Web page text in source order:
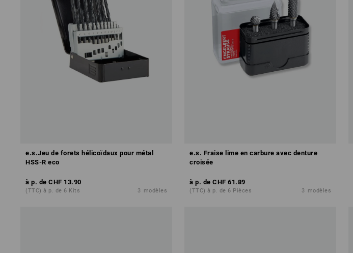
e.s.Jeu de forets hélicoïdaux pour métal
HSS-R eco
à p. de CHF 13.90
(TTC) à p. de 6 Kits 3 modèles
e.s. Fraise lime en carbure avec denture
croisée
à p. de CHF 61.89
(TTC) à p. de 6 Pièces 3 modèles